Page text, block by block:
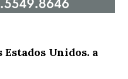
Unidos. a